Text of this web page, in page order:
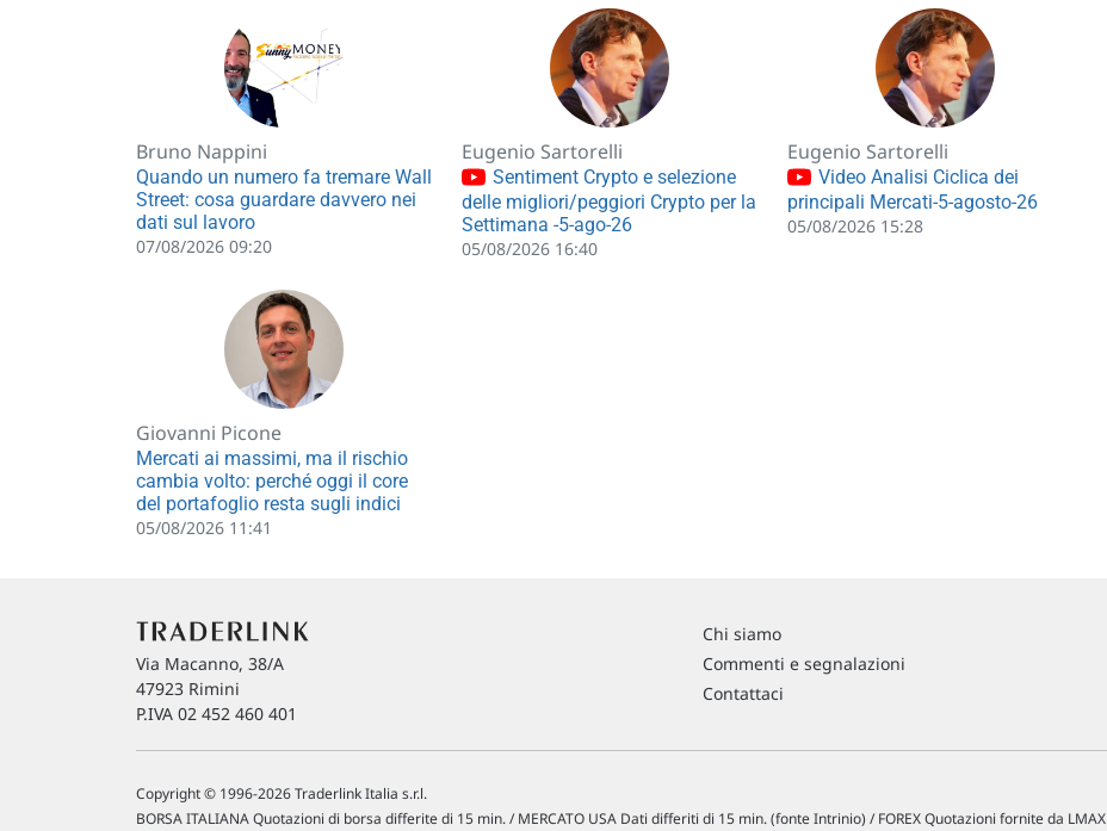
Bruno Nappini
Quando un numero fa tremare Wall
Street: cosa guardare davvero nei
dati sul lavoro
07/08/2026 09:20
Eugenio Sartorelli
Sentiment Crypto e selezione
delle migliori/peggiori Crypto per la
Settimana -5-ago-26
05/08/2026 16:40
Eugenio Sartorelli
Video Analisi Ciclica dei
principali Mercati-5-agosto-26
05/08/2026 15:28
Giovanni Picone
Mercati ai massimi, ma il rischio
cambia volto: perché oggi il core
del portafoglio resta sugli indici
05/08/2026 11:41
Via Macanno, 38/A
47923 Rimini
P.IVA 02 452 460 401
Chi siamo
Commenti e segnalazioni
Contattaci
Copyright © 1996-2026 Traderlink Italia s.r.l.
BORSA ITALIANA Quotazioni di borsa differite di 15 min. / MERCATO USA Dati differiti di 15 min. (fonte Intrinio) / FOREX Quotazioni fornite da LMAX